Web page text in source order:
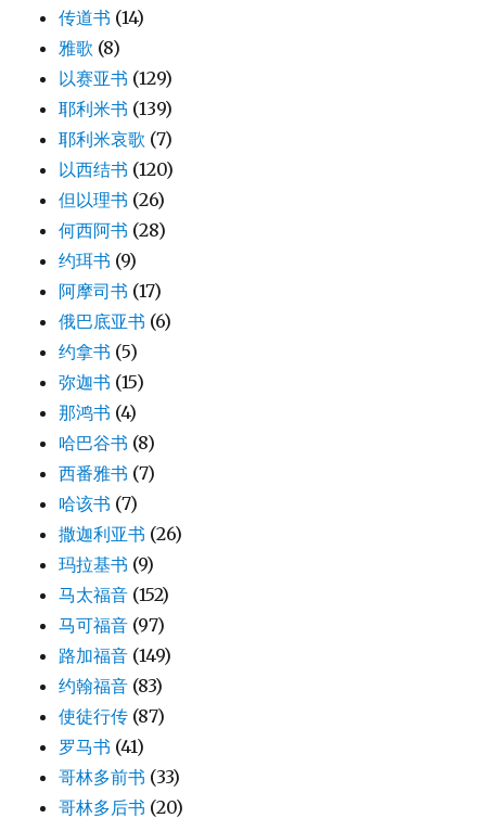
传道书 (14)
雅歌 (8)
以赛亚书 (129)
耶利米书 (139)
耶利米哀歌 (7)
以西结书 (120)
但以理书 (26)
何西阿书 (28)
约珥书 (9)
阿摩司书 (17)
俄巴底亚书 (6)
约拿书 (5)
弥迦书 (15)
那鸿书 (4)
哈巴谷书 (8)
西番雅书 (7)
哈该书 (7)
撒迦利亚书 (26)
玛拉基书 (9)
马太福音 (152)
马可福音 (97)
路加福音 (149)
约翰福音 (83)
使徒行传 (87)
罗马书 (41)
哥林多前书 (33)
哥林多后书 (20)